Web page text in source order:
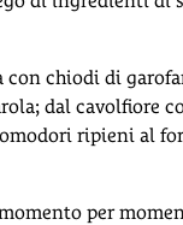
chiodi di
dal cavolfiore
ripieni al
per